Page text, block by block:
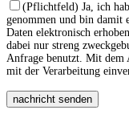
(Pflichtfeld) Ja, ich
genommen und bin damit
Daten elektronisch
dabei nur streng
Anfrage benutzt. Mit dem
mit der Verarbeitung